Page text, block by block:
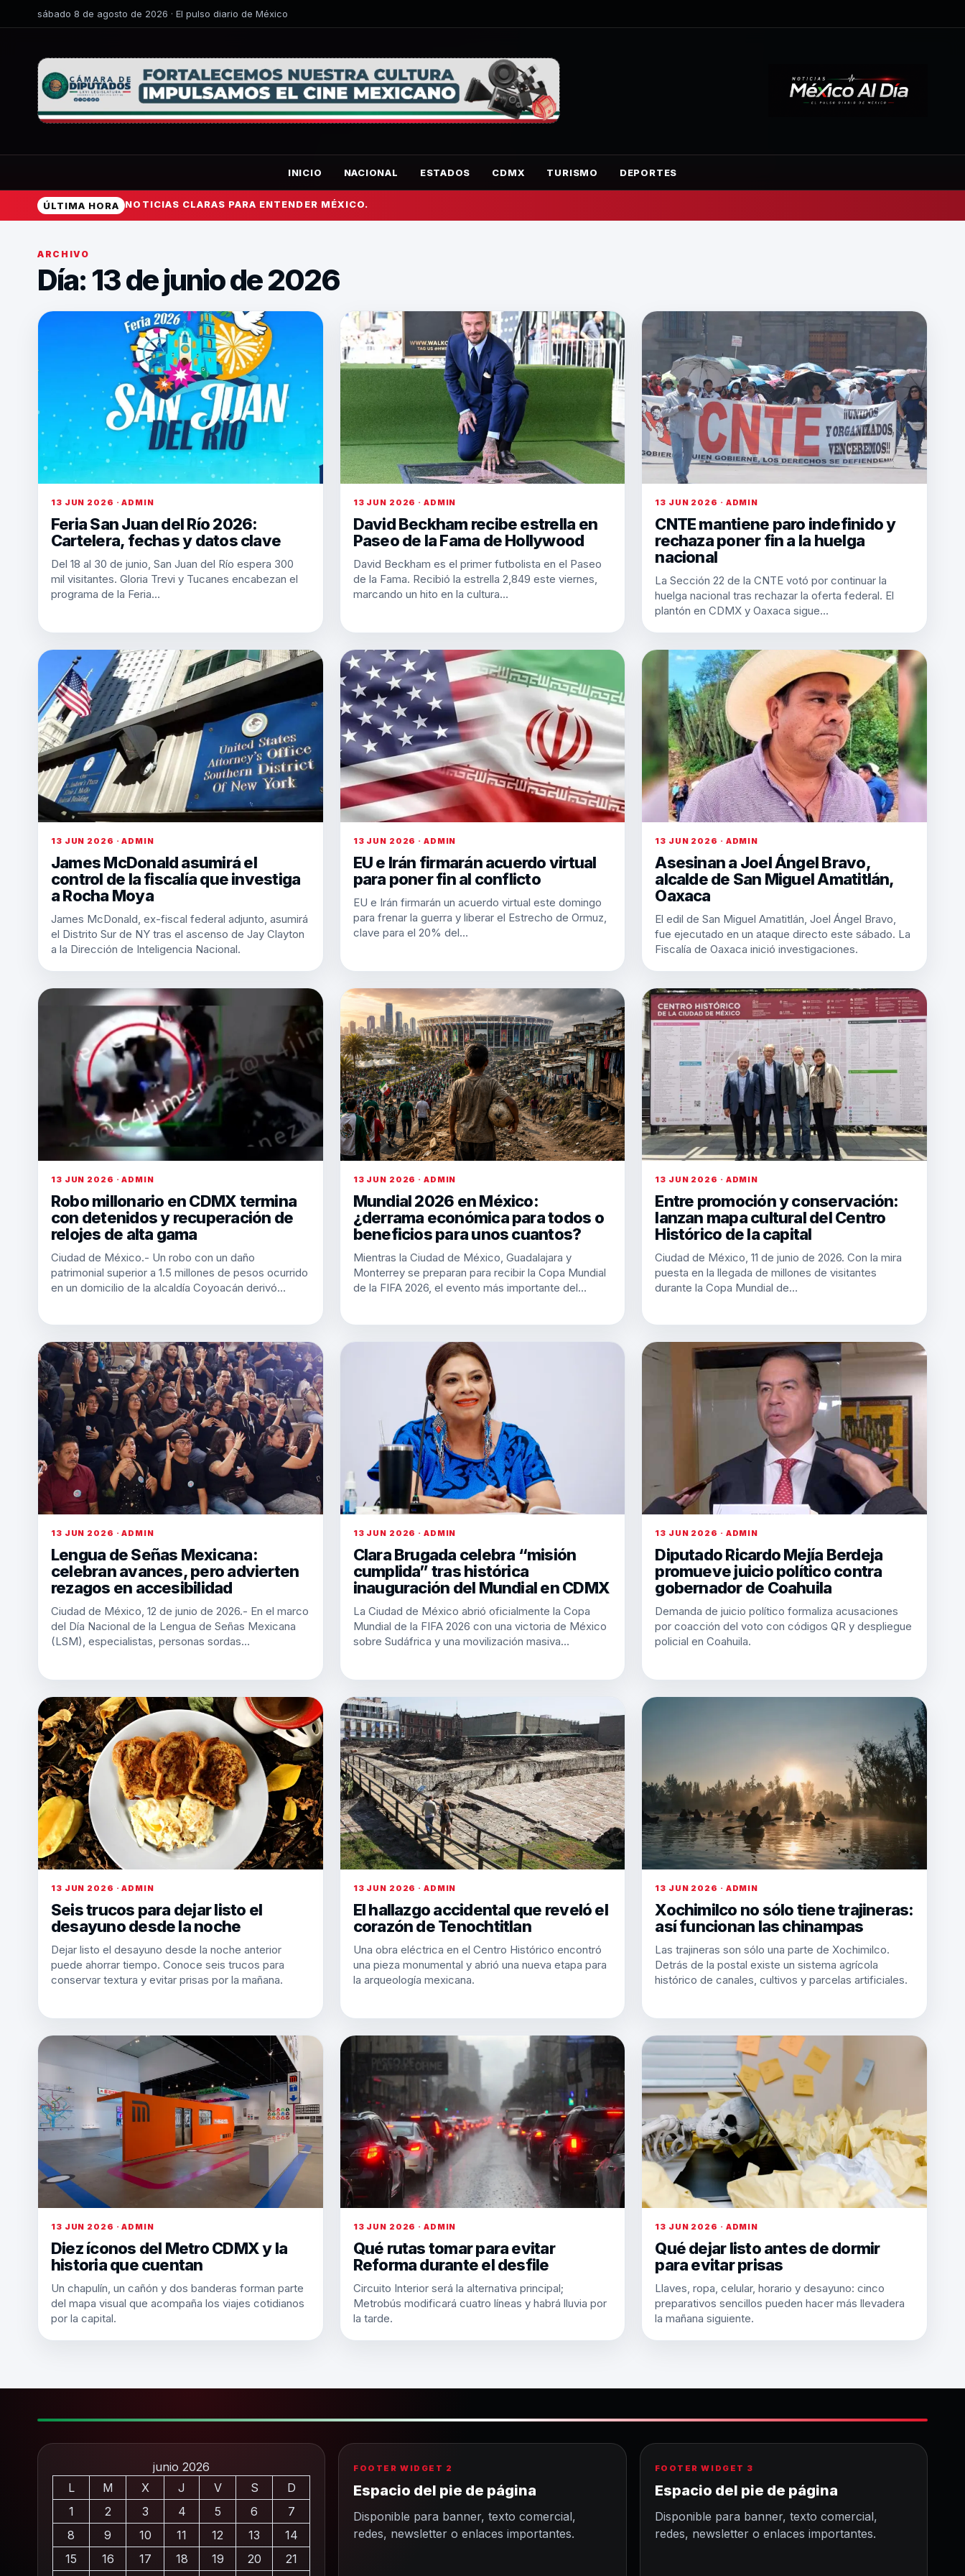
sábado 8 de agosto de 2026 · El pulso diario de México
INICIO NACIONAL ESTADOS CDMX TURISMO DEPORTES
ÚLTIMA HORA NOTICIAS CLARAS PARA ENTENDER MÉXICO.
ARCHIVO
Día: 13 de junio de 2026
13 JUN 2026 · ADMIN
Feria San Juan del Río 2026:
Cartelera, fechas y datos clave
Del 18 al 30 de junio, San Juan del Río espera 300
mil visitantes. Gloria Trevi y Tucanes encabezan el
programa de la Feria…
13 JUN 2026 · ADMIN
David Beckham recibe estrella en
Paseo de la Fama de Hollywood
David Beckham es el primer futbolista en el Paseo
de la Fama. Recibió la estrella 2,849 este viernes,
marcando un hito en la cultura…
13 JUN 2026 · ADMIN
CNTE mantiene paro indefinido y
rechaza poner fin a la huelga
nacional
La Sección 22 de la CNTE votó por continuar la
huelga nacional tras rechazar la oferta federal. El
plantón en CDMX y Oaxaca sigue…
13 JUN 2026 · ADMIN
James McDonald asumirá el
control de la fiscalía que investiga
a Rocha Moya
James McDonald, ex-fiscal federal adjunto, asumirá
el Distrito Sur de NY tras el ascenso de Jay Clayton
a la Dirección de Inteligencia Nacional.
13 JUN 2026 · ADMIN
EU e Irán firmarán acuerdo virtual
para poner fin al conflicto
EU e Irán firmarán un acuerdo virtual este domingo
para frenar la guerra y liberar el Estrecho de Ormuz,
clave para el 20% del…
13 JUN 2026 · ADMIN
Asesinan a Joel Ángel Bravo,
alcalde de San Miguel Amatitlán,
Oaxaca
El edil de San Miguel Amatitlán, Joel Ángel Bravo,
fue ejecutado en un ataque directo este sábado. La
Fiscalía de Oaxaca inició investigaciones.
13 JUN 2026 · ADMIN
Robo millonario en CDMX termina
con detenidos y recuperación de
relojes de alta gama
Ciudad de México.- Un robo con un daño
patrimonial superior a 1.5 millones de pesos ocurrido
en un domicilio de la alcaldía Coyoacán derivó…
13 JUN 2026 · ADMIN
Mundial 2026 en México:
¿derrama económica para todos o
beneficios para unos cuantos?
Mientras la Ciudad de México, Guadalajara y
Monterrey se preparan para recibir la Copa Mundial
de la FIFA 2026, el evento más importante del…
13 JUN 2026 · ADMIN
Entre promoción y conservación:
lanzan mapa cultural del Centro
Histórico de la capital
Ciudad de México, 11 de junio de 2026. Con la mira
puesta en la llegada de millones de visitantes
durante la Copa Mundial de…
13 JUN 2026 · ADMIN
Lengua de Señas Mexicana:
celebran avances, pero advierten
rezagos en accesibilidad
Ciudad de México, 12 de junio de 2026.- En el marco
del Día Nacional de la Lengua de Señas Mexicana
(LSM), especialistas, personas sordas…
13 JUN 2026 · ADMIN
Clara Brugada celebra “misión
cumplida” tras histórica
inauguración del Mundial en CDMX
La Ciudad de México abrió oficialmente la Copa
Mundial de la FIFA 2026 con una victoria de México
sobre Sudáfrica y una movilización masiva…
13 JUN 2026 · ADMIN
Diputado Ricardo Mejía Berdeja
promueve juicio político contra
gobernador de Coahuila
Demanda de juicio político formaliza acusaciones
por coacción del voto con códigos QR y despliegue
policial en Coahuila.
13 JUN 2026 · ADMIN
Seis trucos para dejar listo el
desayuno desde la noche
Dejar listo el desayuno desde la noche anterior
puede ahorrar tiempo. Conoce seis trucos para
conservar textura y evitar prisas por la mañana.
13 JUN 2026 · ADMIN
El hallazgo accidental que reveló el
corazón de Tenochtitlan
Una obra eléctrica en el Centro Histórico encontró
una pieza monumental y abrió una nueva etapa para
la arqueología mexicana.
13 JUN 2026 · ADMIN
Xochimilco no sólo tiene trajineras:
así funcionan las chinampas
Las trajineras son sólo una parte de Xochimilco.
Detrás de la postal existe un sistema agrícola
histórico de canales, cultivos y parcelas artificiales.
13 JUN 2026 · ADMIN
Diez íconos del Metro CDMX y la
historia que cuentan
Un chapulín, un cañón y dos banderas forman parte
del mapa visual que acompaña los viajes cotidianos
por la capital.
13 JUN 2026 · ADMIN
Qué rutas tomar para evitar
Reforma durante el desfile
Circuito Interior será la alternativa principal;
Metrobús modificará cuatro líneas y habrá lluvia por
la tarde.
13 JUN 2026 · ADMIN
Qué dejar listo antes de dormir
para evitar prisas
Llaves, ropa, celular, horario y desayuno: cinco
preparativos sencillos pueden hacer más llevadera
la mañana siguiente.
junio 2026
L
M X J V S
D
1
2 3 4 5 6
7
8
9 10 11 12 13
14
15
16 17 18 19 20
21
FOOTER WIDGET 2
Espacio del pie de página
Disponible para banner, texto comercial,
redes, newsletter o enlaces importantes.
FOOTER WIDGET 3
Espacio del pie de página
Disponible para banner, texto comercial,
redes, newsletter o enlaces importantes.